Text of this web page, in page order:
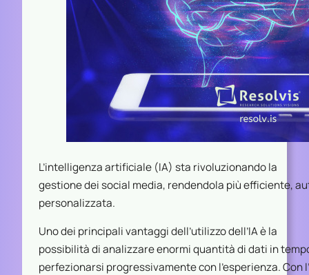
L’intelligenza artificiale (IA) sta rivoluzionando la
gestione dei social media, rendendola più efficiente,
personalizzata.
Uno dei principali vantaggi dell’utilizzo dell’IA è la
possibilità di analizzare enormi quantità di dati in
perfezionarsi progressivamente con l’esperienza. Con